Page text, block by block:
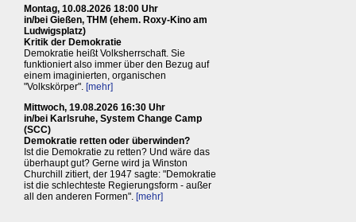
Montag, 10.08.2026 18:00 Uhr
in/bei Gießen, THM (ehem. Roxy-Kino am
Ludwigsplatz)
Kritik der Demokratie
Demokratie heißt Volksherrschaft. Sie
funktioniert also immer über den Bezug auf
einem imaginierten, organischen
"Volkskörper". [mehr]
Mittwoch, 19.08.2026 16:30 Uhr
in/bei Karlsruhe, System Change Camp
(SCC)
Demokratie retten oder überwinden?
Ist die Demokratie zu retten? Und wäre das
überhaupt gut? Gerne wird ja Winston
Churchill zitiert, der 1947 sagte: "Demokratie
ist die schlechteste Regierungsform - außer
all den anderen Formen". [mehr]